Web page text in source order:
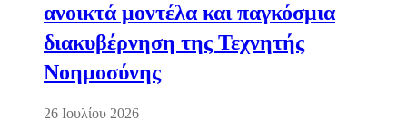
ανοικτά μοντέλα και παγκόσμια
διακυβέρνηση της Τεχνητής
Νοημοσύνης
26 Ιουλίου 2026